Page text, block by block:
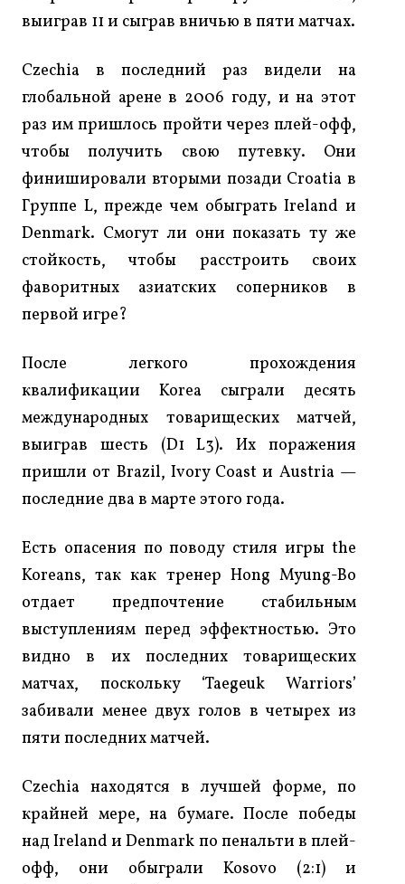
выиграв 11 и сыграв вничью в пяти матчах.
Czechia в последний раз видели на
глобальной арене в 2006 году, и на этот
раз им пришлось пройти через плей-офф,
чтобы получить свою путевку. Они
финишировали вторыми позади Croatia в
Группе L, прежде чем обыграть Ireland и
Denmark. Смогут ли они показать ту же
стойкость, чтобы расстроить своих
фаворитных азиатских соперников в
первой игре?
После легкого прохождения
квалификации Korea сыграли десять
международных товарищеских матчей,
выиграв шесть (D1 L3). Их поражения
пришли от Brazil, Ivory Coast и Austria —
последние два в марте этого года.
Есть опасения по поводу стиля игры the
Koreans, так как тренер Hong Myung-Bo
отдает предпочтение стабильным
выступлениям перед эффектностью. Это
видно в их последних товарищеских
матчах, поскольку ‘Taegeuk Warriors’
забивали менее двух голов в четырех из
пяти последних матчей.
Czechia находятся в лучшей форме, по
крайней мере, на бумаге. После победы
над Ireland и Denmark по пенальти в плей-
офф, они обыграли Kosovo (2:1) и